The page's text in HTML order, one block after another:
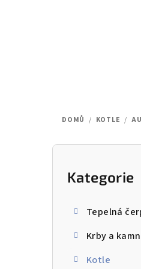
DOMŮ / KOTLE /
P
Přeskočit
kategorie
Kategorie
Tepelná
Krby a
Kotle